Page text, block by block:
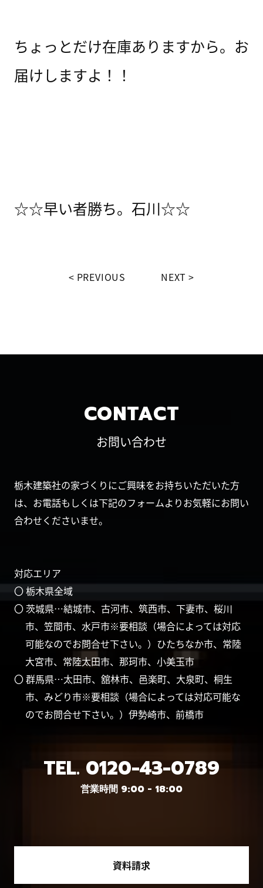
ちょっとだけ在庫ありますから。お
届けしますよ！！
☆☆早い者勝ち。石川☆☆
PREVIOUS NEXT
CONTACT
お問い合わせ
栃木建築社の家づくりにご興味をお持ちいただいた方
は、お電話もしくは下記のフォームよりお気軽にお問い
合わせくださいませ。
対応エリア
〇 栃木県全域
〇 茨城県…結城市、古河市、筑西市、下妻市、桜川
市、笠間市、水戸市※要相談（場合によっては対応
可能なのでお問合せ下さい。）ひたちなか市、常陸
大宮市、常陸太田市、那珂市、小美玉市
〇 群馬県…太田市、舘林市、邑楽町、大泉町、桐生
市、みどり市※要相談（場合によっては対応可能な
のでお問合せ下さい。）伊勢崎市、前橋市
TEL. 0120-43-0789
営業時間 9:00 - 18:00
資料請求